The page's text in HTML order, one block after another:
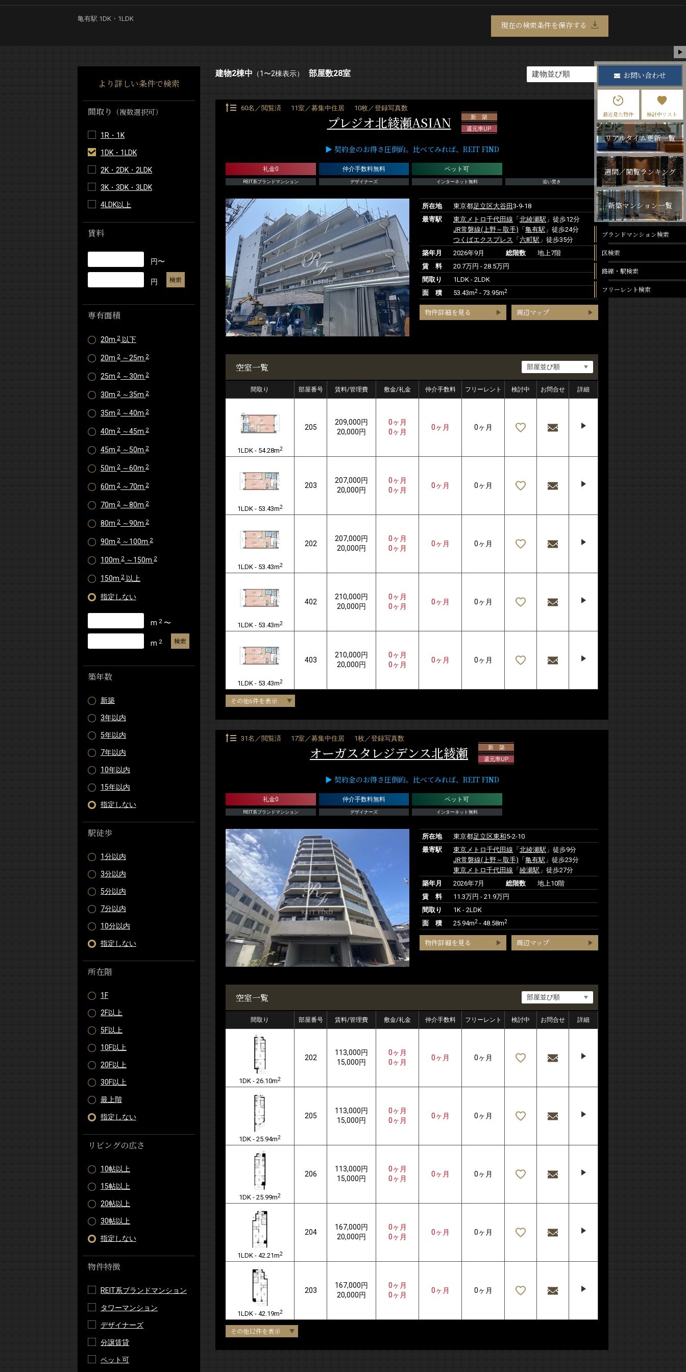
亀有駅 1DK・1LDK
現在の検索条件を保存する
より詳しい条件で検索
間取り （複数選択可）
1R・1K
1DK・1LDK
2K・2DK・2LDK
3K・3DK・3LDK
4LDK以上
賃料
円〜
円
専有面積
20m 2 以下
20m 2 ～25m 2
25m 2 ～30m 2
30m 2 ～35m 2
35m 2 ～40m 2
40m 2 ～45m 2
45m 2 ～50m 2
50m 2 ～60m 2
60m 2 ～70m 2
70m 2 ～80m 2
80m 2 ～90m 2
90m 2 ～100m 2
100m 2 ～150m 2
150m 2 以上
指定しない
m 2 〜
m 2
築年数
新築
3年以内
5年以内
7年以内
10年以内
15年以内
指定しない
駅徒歩
1分以内
3分以内
5分以内
7分以内
10分以内
指定しない
所在階
1F
2F以上
5F以上
10F以上
20F以上
30F以上
最上階
指定しない
リビングの広さ
10帖以上
15帖以上
20帖以上
30帖以上
指定しない
物件特徴
REIT系ブランドマンション
タワーマンション
デザイナーズ
分譲賃貸
ペット可
建物2棟中 （1〜2棟表示） 部屋数28室
60名／閲覧済 11室／募集中住居 10枚／登録写真数
プレジオ北綾瀬ASIAN
新 築
還元率UP
▶ 契約金のお得さ圧倒的。比べてみれば、REIT FIND
礼金0 仲介手数料無料 ペット可
REIT系ブランドマンション デザイナーズ インターネット無料 追い焚き
所在地 東京都足立区大谷田 3-9-18
最寄駅
東京メトロ千代田線 「 北綾瀬駅 」徒歩12分
JR常磐線(上野～取手) 「 亀有駅 」徒歩24分
つくばエクスプレス 「 六町駅 」徒歩35分
築年月
2026年9月 総階数
地上7階
賃 料
20.7万円 - 28.5万円
間取り
1LDK - 2LDK
面 積
53.43m2 - 73.95m2
物件詳細を見る 周辺マップ
空室一覧
間取り 部屋番号 賃料/管理費 敷金/礼金 仲介手数料 フリーレント 検討中 お問合せ 詳細
1LDK - 54.28m2
205
209,000円
20,000円
0ヶ月
0ヶ月
0ヶ月 0ヶ月
1LDK - 53.43m2
203
207,000円
20,000円
0ヶ月
0ヶ月
0ヶ月 0ヶ月
1LDK - 53.43m2
202
207,000円
20,000円
0ヶ月
0ヶ月
0ヶ月 0ヶ月
1LDK - 53.43m2
402
210,000円
20,000円
0ヶ月
0ヶ月
0ヶ月 0ヶ月
1LDK - 53.43m2
403
210,000円
20,000円
0ヶ月
0ヶ月
0ヶ月 0ヶ月
その他6件を表示
31名／閲覧済 17室／募集中住居 1枚／登録写真数
オーガスタレジデンス北綾瀬
新 築
還元率UP
▶ 契約金のお得さ圧倒的。比べてみれば、REIT FIND
礼金0 仲介手数料無料 ペット可
REIT系ブランドマンション デザイナーズ インターネット無料
所在地 東京都足立区東和5-2-10
最寄駅
東京メトロ千代田線 「 北綾瀬駅 」徒歩9分
JR常磐線(上野～取手) 「 亀有駅 」徒歩23分
東京メトロ千代田線 「 綾瀬駅 」徒歩27分
築年月
2026年7月 総階数
地上10階
賃 料
11.3万円 - 21.9万円
間取り
1K - 2LDK
面 積
25.94m2 - 48.58m2
物件詳細を見る 周辺マップ
空室一覧
間取り 部屋番号 賃料/管理費 敷金/礼金 仲介手数料 フリーレント 検討中 お問合せ 詳細
1DK - 26.10m2
202
113,000円
15,000円
0ヶ月
0ヶ月
0ヶ月 0ヶ月
1DK - 25.94m2
205
113,000円
15,000円
0ヶ月
0ヶ月
0ヶ月 0ヶ月
1DK - 25.99m2
206
113,000円
15,000円
0ヶ月
0ヶ月
0ヶ月 0ヶ月
1LDK - 42.21m2
204
167,000円
20,000円
0ヶ月
0ヶ月
0ヶ月 0ヶ月
1LDK - 42.19m2
203
167,000円
20,000円
0ヶ月
0ヶ月
0ヶ月 0ヶ月
その他12件を表示
お問い合わせ
最近見た物件 検討中リスト
リアルタイム更新一覧
週間／閲覧ランキング
新築マンション一覧
ブランドマンション検索
区検索
路線・駅検索
フリーレント検索